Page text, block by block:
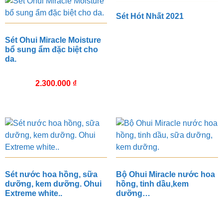
Sét Ohui Miracle Moisture
bổ sung ẩm đặc biệt cho
da.
2.300.000 ₫
Sét Hót Nhất 2021
Sét nước hoa hồng, sữa
dưỡng, kem dưỡng. Ohui
Extreme white..
Bộ Ohui Miracle nước hoa
hồng, tinh dầu,kem
dưỡng…